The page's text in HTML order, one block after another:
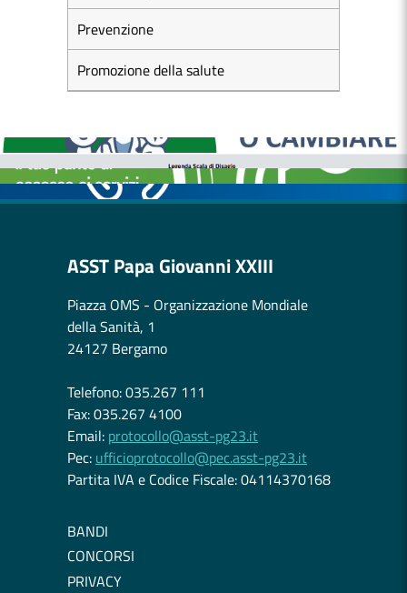
Prevenzione
Promozione della salute
BOLLETTINI DISAGIO DA CALORE
CASE DI COMUNITÀ
OSPEDALE DI COMUNITÀ
ASST Papa Giovanni XXIII
Piazza OMS - Organizzazione Mondiale
della Sanità, 1
24127 Bergamo
Telefono: 035.267 111
Fax: 035.267 4100
Email: protocollo@asst-pg23.it
Pec: ufficioprotocollo@pec.asst-pg23.it
Partita IVA e Codice Fiscale: 04114370168
BANDI
CONCORSI
PRIVACY